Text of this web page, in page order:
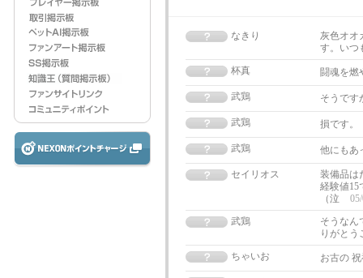
なきり
灰色オオ
す。いつ
杯真
闘魂を燃
武鶏 そうです
武鶏 損です
武鶏 他にもあ
セイリオス
装備品は
経験値15
（泣
武鶏
そうなん
りがと
ちゃいお
お古の